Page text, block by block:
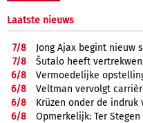
Laatste nieuws
7/8
Jong Ajax begint nieuw
7/8
Šutalo heeft
6/8
Vermoedelijke
6/8
Veltman vervolgt
6/8
Krüzen onder de indruk
6/8
Opmerkelijk: Ter